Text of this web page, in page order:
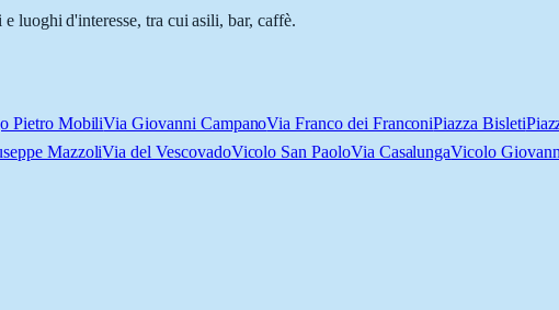
luoghi d'interesse, tra cui asili, bar, caffè.
Pietro MobiliVia Giovanni CampanoVia Franco dei FranconiPiazza Bisleti
MazzoliVia del VescovadoVicolo San PaoloVia CasalungaVicolo